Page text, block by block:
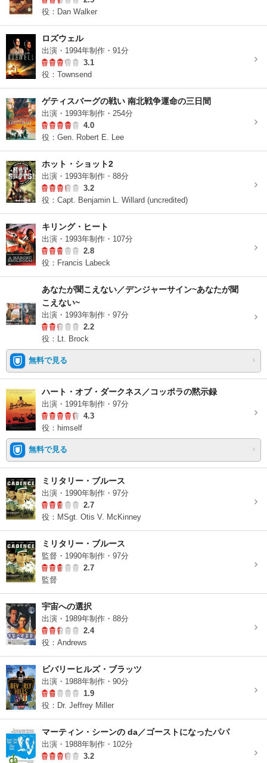
役：Dan Walker
ロズウェル
出演・1994年制作・91分
3.1
役：Townsend
ゲティスバーグの戦い 南北戦争運命の三日間
出演・1993年制作・254分
4.0
役：Gen. Robert E. Lee
ホット・ショット2
出演・1993年制作・88分
3.2
役：Capt. Benjamin L. Willard (uncredited)
キリング・ヒート
出演・1993年制作・107分
2.8
役：Francis Labeck
あなたが聞こえない／デンジャーサイン~あなたが聞
こえない~
出演・1993年制作・97分
2.2
役：Lt. Brock
無料で見る
ハート・オブ・ダークネス／コッポラの黙示録
出演・1991年制作・97分
4.3
役：himself
無料で見る
ミリタリー・ブルース
出演・1990年制作・97分
2.7
役：MSgt. Otis V. McKinney
ミリタリー・ブルース
監督・1990年制作・97分
2.7
監督
宇宙への選択
出演・1989年制作・88分
2.4
役：Andrews
ビバリーヒルズ・ブラッツ
出演・1988年制作・90分
1.9
役：Dr. Jeffrey Miller
マーティン・シーンの da／ゴーストになったパパ
出演・1988年制作・102分
3.2